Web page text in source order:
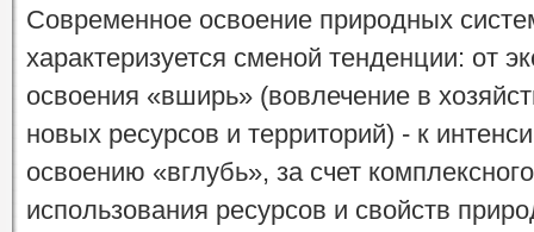
Современное освоение природных
характеризуется сменой тенденции: от
освоения «вширь» (вовлечение в
новых ресурсов и территорий) - к
освоению «вглубь», за счет
использования ресурсов и свойств